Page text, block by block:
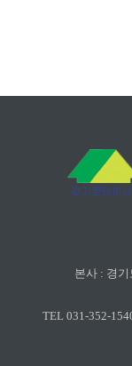
본사 : 경
TEL 031-352-